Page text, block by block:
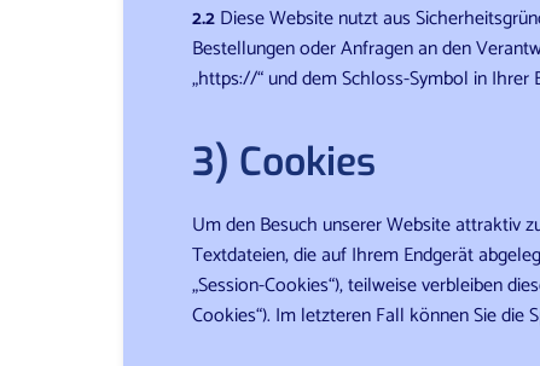
2.2Diese Website nutzt aus
Bestellungen oder Anfragen an den
„https://“ und dem Schloss-Symbol in Ihrer
3) Cookies
Um den Besuch unserer Website attraktiv
Textdateien, die auf Ihrem Endgerät
„Session-Cookies“), teilweise verbleiben
Cookies“). Im letzteren Fall können Sie